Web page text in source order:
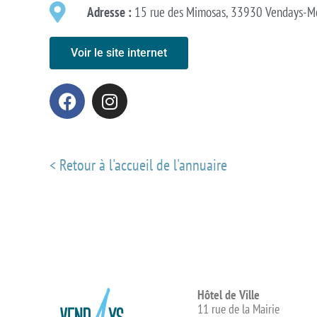
Adresse :15 rue des Mimosas, 33930 Vendays-
Voir le site internet
< Retour à l'accueil de l'annuaire
Hôtel de Ville
11 rue de la Mairie